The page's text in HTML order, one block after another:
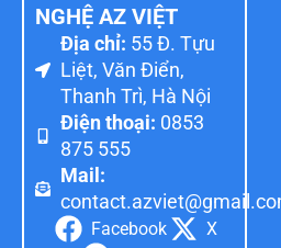
NGHỆ AZ VIỆT
Địa chỉ: 55 Đ. Tựu
Liệt, Văn Điển,
Thanh Trì, Hà Nội
Điện thoại: 0853
875 555
Mail:
Facebook
X